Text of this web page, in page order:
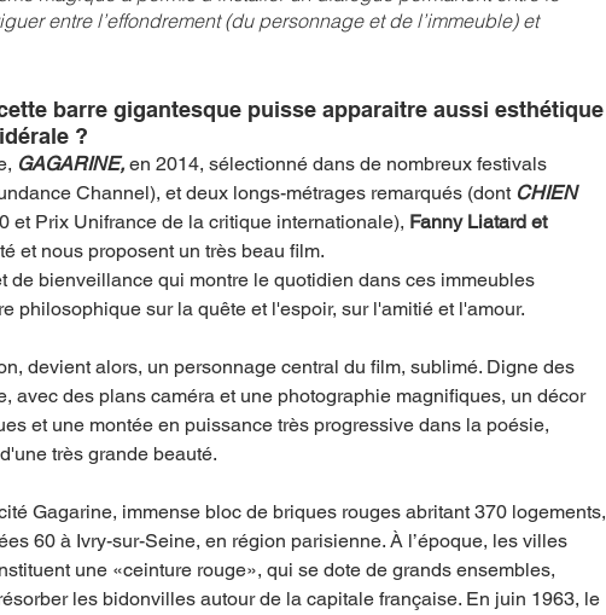
entre l’effondrement (du personnage et de l’immeuble) et
barre gigantesque puisse apparaitre aussi esthétique
?
GAGARINE, en 2014, sélectionné dans de nombreux festivals
Channel), et deux longs-métrages remarqués (dont CHIEN
et Prix Unifrance de la critique internationale), Fanny Liatard et
et nous proposent un très beau film.
de bienveillance qui montre le quotidien dans ces immeubles
philosophique sur la quête et l'espoir, sur l'amitié et l'amour.
devient alors, un personnage central du film, sublimé. Digne des
avec des plans caméra et une photographie magnifiques, un décor
et une montée en puissance très progressive dans la poésie,
très grande beauté.
Gagarine, immense bloc de briques rouges abritant 370 logements,
60 à Ivry-sur-Seine, en région parisienne. À l’époque, les villes
une «ceinture rouge», qui se dote de grands ensembles,
les bidonvilles autour de la capitale française. En juin 1963, le